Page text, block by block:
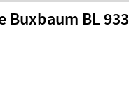
Buxbaum BL 933